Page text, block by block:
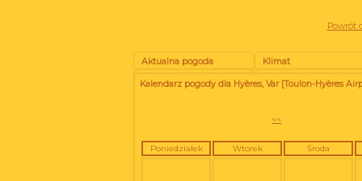
Powrót
Aktualna pogoda Klimat
Kalendarz pogody dla Hyères, Var [Toulon-Hyères
<<
Poniedziałek Wtorek Środa